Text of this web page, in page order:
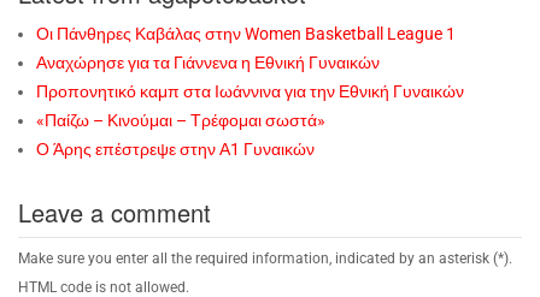
Οι Πάνθηρες Καβάλας στην Women Basketball League 1
Αναχώρησε για τα Γιάννενα η Εθνική Γυναικών
Προπονητικό καμπ στα Ιωάννινα για την Εθνική Γυναικών
«Παίζω – Κινούμαι – Τρέφομαι σωστά»
Ο Άρης επέστρεψε στην Α1 Γυναικών
Leave a comment
Make sure you enter all the required information, indicated by an asterisk (*).
HTML code is not allowed.